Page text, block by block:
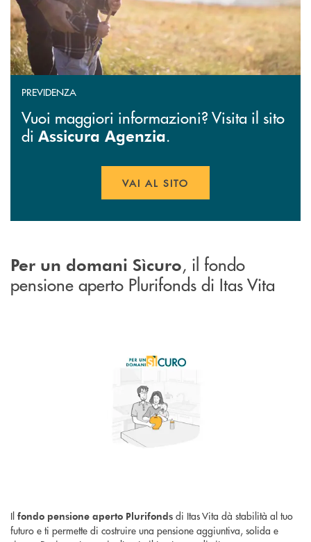
PREVIDENZA
Vuoi maggiori informazioni? Visita il sito
di Assicura Agenzia.
VAI AL SITO
Per un domani Sìcuro, il fondo
pensione aperto Plurifonds di Itas Vita
Il fondo pensione aperto Plurifonds di Itas Vita dà stabilità al tuo
futuro e ti permette di costruire una pensione aggiuntiva, solida e